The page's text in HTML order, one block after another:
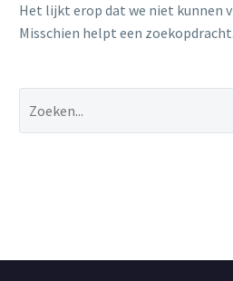
Het lijkt erop dat we niet kunnen
Misschien helpt een zoekopdracht.